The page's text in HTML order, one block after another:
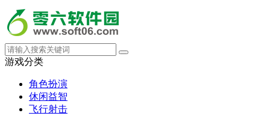
游戏分类
角色扮演
休闲益智
飞行射击